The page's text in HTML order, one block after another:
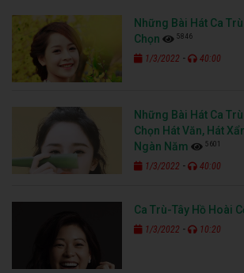
Những Bài Hát Ca
Chọn
5846
1/3/2022 - 40:00
Những Bài Hát Ca
Chọn Hát Văn, Hát
Ngàn Năm
5601
1/3/2022 - 40:00
Ca Trù-Tây Hồ Hoài
1/3/2022 - 10:20